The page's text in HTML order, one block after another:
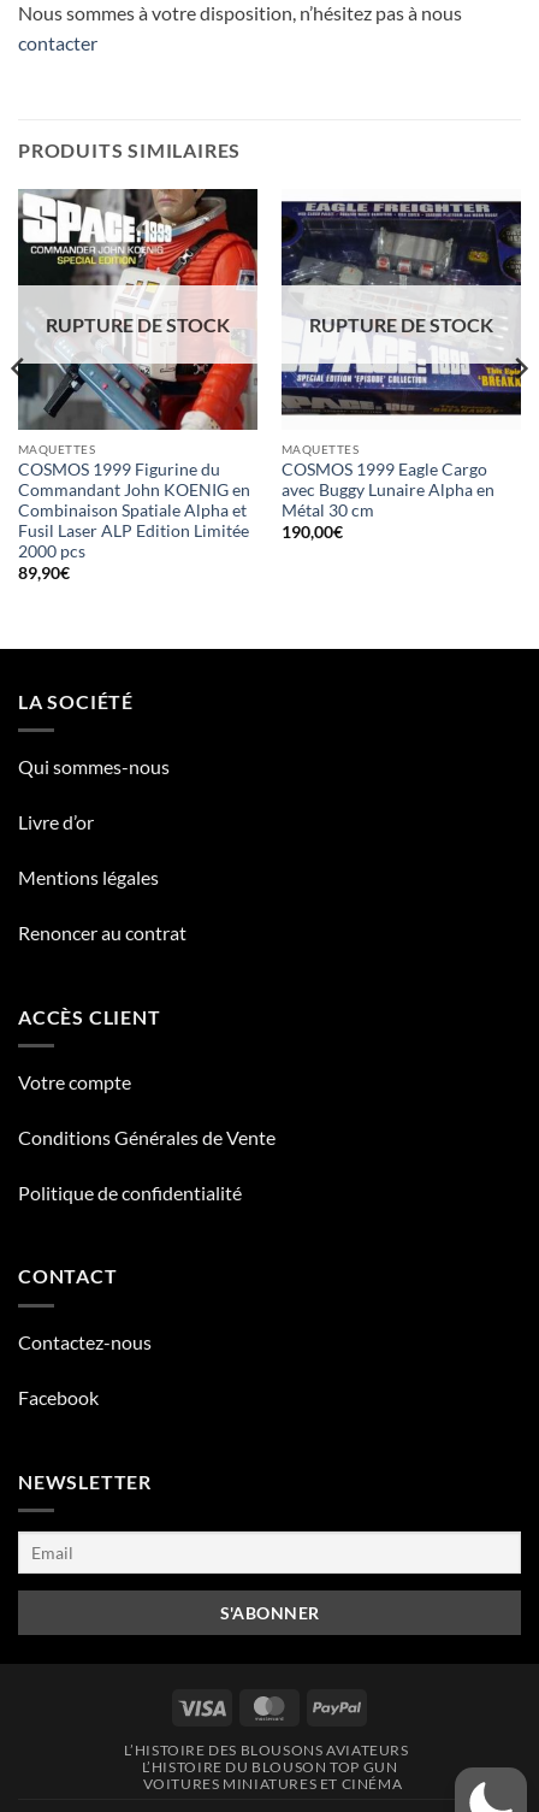
Nous sommes à votre disposition, n’hésitez pas à nous
contacter
PRODUITS SIMILAIRES
RUPTURE DE STOCK
MAQUETTES
COSMOS 1999 Figurine du
Commandant John KOENIG en
Combinaison Spatiale Alpha et
Fusil Laser ALP Edition Limitée
2000 pcs
89,90€
RUPTURE DE STOCK
MAQUETTES
COSMOS 1999 Eagle Cargo
avec Buggy Lunaire Alpha en
Métal 30 cm
190,00€
LA SOCIÉTÉ
Qui sommes-nous
Livre d’or
Mentions légales
Renoncer au contrat
ACCÈS CLIENT
Votre compte
Conditions Générales de Vente
Politique de confidentialité
CONTACT
Contactez-nous
Facebook
NEWSLETTER
Visa MasterCardPayPal
L’HISTOIRE DES BLOUSONS AVIATEURS
L’HISTOIRE DU BLOUSON TOP GUN
VOITURES MINIATURES ET CINÉMA